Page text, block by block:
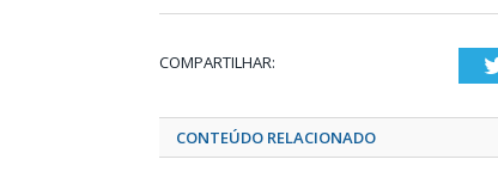
COMPARTILHAR:
CONTEÚDO RELACIONADO